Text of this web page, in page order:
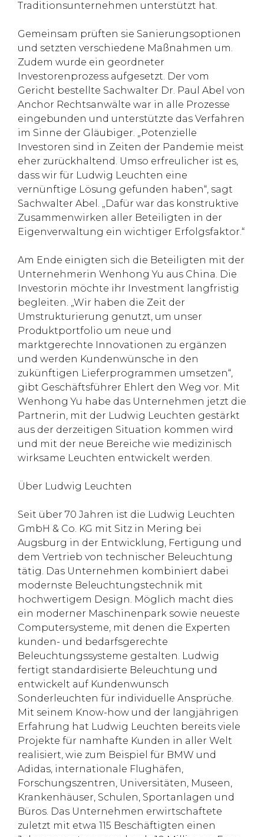
Traditionsunternehmen unterstützt hat.
Gemeinsam prüften sie Sanierungsoptionen
und setzten verschiedene Maßnahmen um.
Zudem wurde ein geordneter
Investorenprozess aufgesetzt. Der vom
Gericht bestellte Sachwalter Dr. Paul Abel von
Anchor Rechtsanwälte war in alle Prozesse
eingebunden und unterstützte das Verfahren
im Sinne der Gläubiger. „Potenzielle
Investoren sind in Zeiten der Pandemie meist
eher zurückhaltend. Umso erfreulicher ist es,
dass wir für Ludwig Leuchten eine
vernünftige Lösung gefunden haben“, sagt
Sachwalter Abel. „Dafür war das konstruktive
Zusammenwirken aller Beteiligten in der
Eigenverwaltung ein wichtiger Erfolgsfaktor.“
Am Ende einigten sich die Beteiligten mit der
Unternehmerin Wenhong Yu aus China. Die
Investorin möchte ihr Investment langfristig
begleiten. „Wir haben die Zeit der
Umstrukturierung genutzt, um unser
Produktportfolio um neue und
marktgerechte Innovationen zu ergänzen
und werden Kundenwünsche in den
zukünftigen Lieferprogrammen umsetzen“,
gibt Geschäftsführer Ehlert den Weg vor. Mit
Wenhong Yu habe das Unternehmen jetzt die
Partnerin, mit der Ludwig Leuchten gestärkt
aus der derzeitigen Situation kommen wird
und mit der neue Bereiche wie medizinisch
wirksame Leuchten entwickelt werden.
Über Ludwig Leuchten
Seit über 70 Jahren ist die Ludwig Leuchten
GmbH & Co. KG mit Sitz in Mering bei
Augsburg in der Entwicklung, Fertigung und
dem Vertrieb von technischer Beleuchtung
tätig. Das Unternehmen kombiniert dabei
modernste Beleuchtungstechnik mit
hochwertigem Design. Möglich macht dies
ein moderner Maschinenpark sowie neueste
Computersysteme, mit denen die Experten
kunden- und bedarfsgerechte
Beleuchtungssysteme gestalten. Ludwig
fertigt standardisierte Beleuchtung und
entwickelt auf Kundenwunsch
Sonderleuchten für individuelle Ansprüche.
Mit seinem Know-how und der langjährigen
Erfahrung hat Ludwig Leuchten bereits viele
Projekte für namhafte Kunden in aller Welt
realisiert, wie zum Beispiel für BMW und
Adidas, internationale Flughäfen,
Forschungszentren, Universitäten, Museen,
Krankenhäuser, Schulen, Sportanlagen und
Büros. Das Unternehmen erwirtschaftete
zuletzt mit etwa 115 Beschäftigten einen